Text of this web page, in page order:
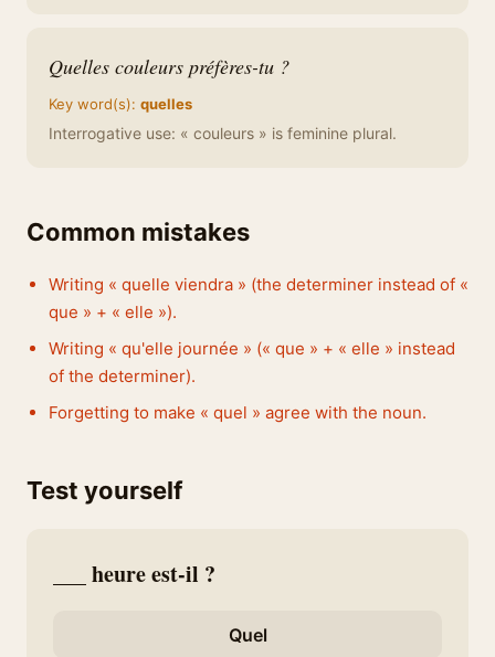
Quelles couleurs préfères-tu ?
Key word(s): quelles
Interrogative use: « couleurs » is feminine plural.
Common mistakes
Writing « quelle viendra » (the determiner instead of «
que » + « elle »).
Writing « qu'elle journée » (« que » + « elle » instead
of the determiner).
Forgetting to make « quel » agree with the noun.
Test yourself
___ heure est-il ?
Quel